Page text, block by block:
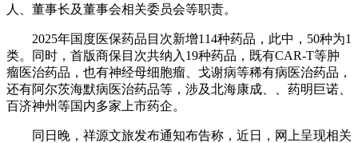
人、董事长及董事会相关委员会等职责。
2025年国度医保药品目次新增114种药品，此中，50种为1
类。同时，首版商保目次共纳入19种药品，既有CAR-T等肿
瘤医治药品，也有神经母细胞瘤、戈谢病等稀有病医治药品，
还有阿尔茨海默病医治药品等，涉及北海康成、、药明巨诺、
百济神州等国内多家上市药企。
同日晚，祥源文旅发布通知布告称，近日，网上呈现相关